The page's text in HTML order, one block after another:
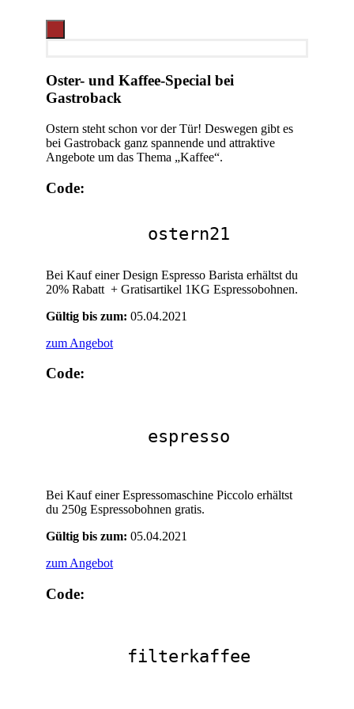
Oster- und Kaffee-Special bei
Gastroback
Ostern steht schon vor der Tür! Deswegen gibt es
bei Gastroback ganz spannende und attraktive
Angebote um das Thema „Kaffee“.
Code:
ostern21
Bei Kauf einer Design Espresso Barista erhältst du
20% Rabatt + Gratisartikel 1KG Espressobohnen.
Gültig bis zum: 05.04.2021
zum Angebot
Code:
espresso
Bei Kauf einer Espressomaschine Piccolo erhältst
du 250g Espressobohnen gratis.
Gültig bis zum: 05.04.2021
zum Angebot
Code:
filterkaffee